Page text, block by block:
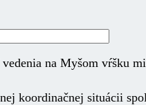
na Myšom vŕšku
koordinačnej situácii